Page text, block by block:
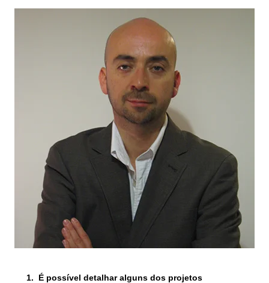
É possível detalhar alguns dos projetos